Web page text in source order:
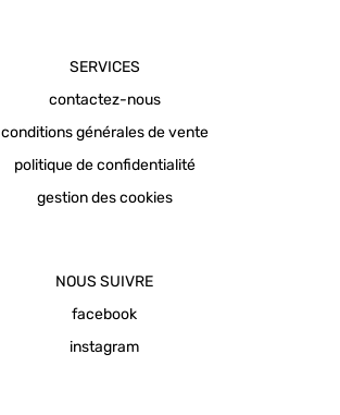
SERVICES
contactez-nous
conditions générales de vente
politique de confidentialité
gestion des cookies
NOUS SUIVRE
facebook
instagram